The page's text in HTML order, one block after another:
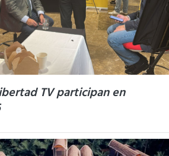
TV participan en